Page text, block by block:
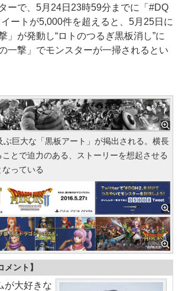
ーで、5月24日23時59分までに「#DQ
ートが5,000件を超えると、5月25日に
」が発動し“ロトのつるぎ黒板消し”に
一撃」でモンスターが一掃されるとい
ぶ巨大な「黒板アート」が掲出される。横長
とで迫力のある、ストーリーを想起させる
っている
メント】
大好きな